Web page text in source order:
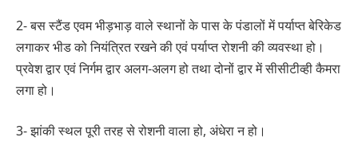
2- बस स्टैंड एवम भीड़भाड़ वाले स्थानों के पास के पंडालों में पर्याप्त बेरिकेड
लगाकर भीड को नियंत्रित रखने की एवं पर्याप्त रोशनी की व्यवस्था हो।
प्रवेश द्वार एवं निर्गम द्वार अलग-अलग हो तथा दोनों द्वार में सीसीटीव्ही कैमरा
लगा हो।
3- झांकी स्थल पूरी तरह से रोशनी वाला हो, अंधेरा न हो।